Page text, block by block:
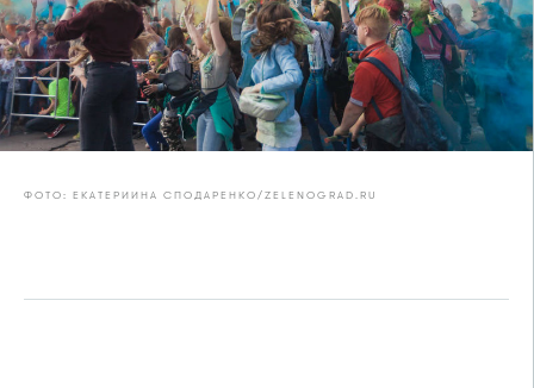
ФОТО: ЕКАТЕРИИНА СПОДАРЕНКО/ZELENOGRAD.RU